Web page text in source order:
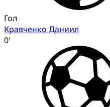
Гол
Кравченко Даниил
0'